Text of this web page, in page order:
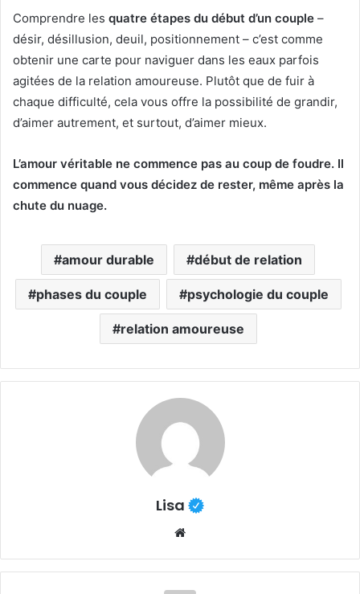
Comprendre les quatre étapes du début d’un couple –
désir, désillusion, deuil, positionnement – c’est comme
obtenir une carte pour naviguer dans les eaux parfois
agitées de la relation amoureuse. Plutôt que de fuir à
chaque difficulté, cela vous offre la possibilité de grandir,
d’aimer autrement, et surtout, d’aimer mieux.
L’amour véritable ne commence pas au coup de foudre. Il
commence quand vous décidez de rester, même après la
chute du nuage.
amour durable début de relation
phases du couple psychologie du couple
relation amoureuse
Lisa